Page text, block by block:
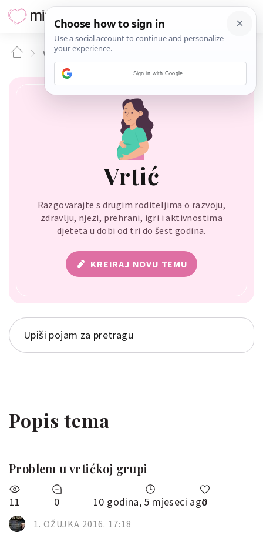
VRTIĆ
Vrtić
Razgovarajte s drugim roditeljima o razvoju,
zdravlju, njezi, prehrani, igri i aktivnostima
djeteta u dobi od tri do šest godina.
KREIRAJ NOVU TEMU
Popis tema
Problem u vrtićkoj grupi
11 0 10 godina, 5 mjeseci ago
0
1. OŽUJKA 2016. 17:18
Sign in with Google